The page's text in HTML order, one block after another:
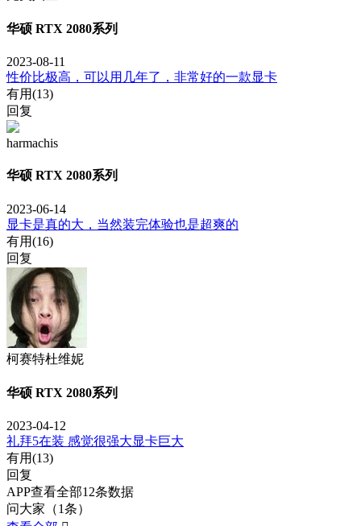
华硕 RTX 2080系列
2023-08-11
性价比极高，可以用几年了，非常好的一款显卡
有用(13)
回复
harmachis
华硕 RTX 2080系列
2023-06-14
显卡是真的大，当然装完体验也是超爽的
有用(16)
回复
柯赛特杜维妮
华硕 RTX 2080系列
2023-04-12
礼拜5在装 感觉很强大显卡巨大
有用(13)
回复
APP查看全部12条数据
问大家（1条）